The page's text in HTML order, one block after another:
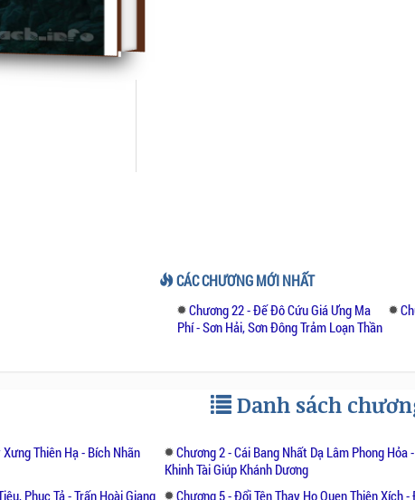
CÁC CHƯƠNG MỚI NHẤT
Chương 22 - Đế Đô Cứu Giá Ưng Ma
Phí - Sơn Hải, Sơn Đông Trảm Loạn Thần
Danh sách
Thiên Hạ - Bích Nhãn
Chương 2 - Cái Bang Nhất Dạ Lâm Phong Hỏa
Khinh Tài Giúp Khánh Dương
Phục Tả - Trấn Hoài Giang
Chương 5 - Đổi Tên Thay Họ Quen Thiên Xích